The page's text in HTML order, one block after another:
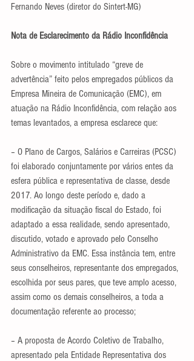
Fernando Neves (diretor do Sintert-MG)
Nota de Esclarecimento da Rádio Inconfidência
Sobre o movimento intitulado “greve de
advertência” feito pelos empregados públicos da
Empresa Mineira de Comunicação (EMC), em
atuação na Rádio Inconfidência, com relação aos
temas levantados, a empresa esclarece que:
– O Plano de Cargos, Salários e Carreiras (PCSC)
foi elaborado conjuntamente por vários entes da
esfera pública e representativa de classe, desde
2017. Ao longo deste período e, dado a
modificação da situação fiscal do Estado, foi
adaptado a essa realidade, sendo apresentado,
discutido, votado e aprovado pelo Conselho
Administrativo da EMC. Essa instância tem, entre
seus conselheiros, representante dos empregados,
escolhida por seus pares, que teve amplo acesso,
assim como os demais conselheiros, a toda a
documentação referente ao processo;
– A proposta de Acordo Coletivo de Trabalho,
apresentado pela Entidade Representativa dos